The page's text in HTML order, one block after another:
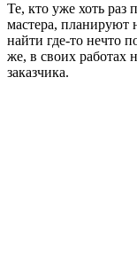
Те, кто уже хоть раз
мастера, планируют
найти где-то нечто
же, в своих работах
заказчика.